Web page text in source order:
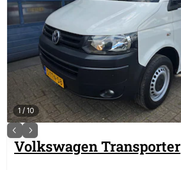
1 / 10
VolkswagenTransporter